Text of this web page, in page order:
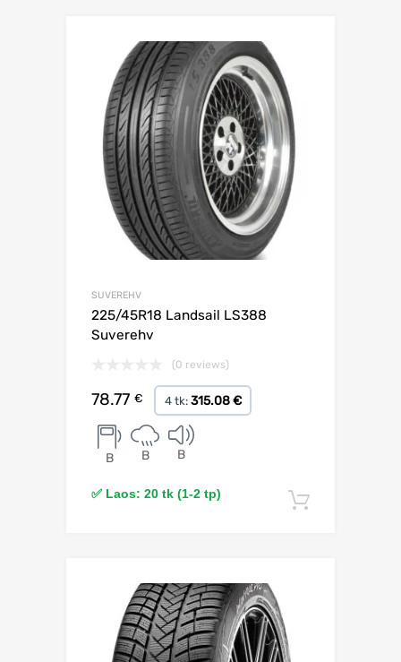
SUVEREHV
225/45R18 Landsail LS388
Suverehv
(0 reviews)
78.77 € 4 tk: 315.08 €
B B B
✅ Laos: 20 tk (1-2 tp)